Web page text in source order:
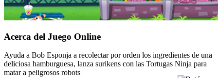
Acerca del Juego Online
Ayuda a Bob Esponja a recolectar por orden los ingredientes de una
deliciosa hamburguesa, lanza surikens con las Tortugas Ninja para
matar a peligrosos robots